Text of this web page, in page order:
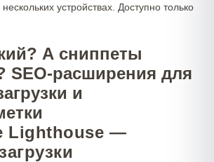
устройствах. Доступно только
А сниппеты
SEO-расширения для
и
Lighthouse —